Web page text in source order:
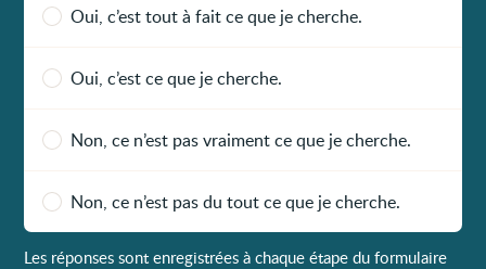
Oui, c’est tout à fait ce que je cherche.
Oui, c’est ce que je cherche.
Non, ce n’est pas vraiment ce que je cherche.
Non, ce n’est pas du tout ce que je cherche.
Les réponses sont enregistrées à chaque étape du formulaire